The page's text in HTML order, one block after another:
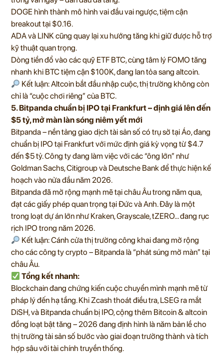
DOGE hình thành mô hình vai đầu vai ngược, tiệm cận
breakout tại $0.16.
ADA và LINK cũng quay lại xu hướng tăng khi giữ được hỗ trợ
kỹ thuật quan trọng.
Dòng tiền đổ vào các quỹ ETF BTC, cùng tâm lý FOMO tăng
nhanh khi BTC tiệm cận $100K, đang lan tỏa sang altcoin.
Kết luận: Altcoin bắt đầu nhập cuộc, thị trường không còn
chỉ là “cuộc chơi riêng” của BTC.
5. Bitpanda chuẩn bị IPO tại Frankfurt – định giá lên đến
$5 tỷ, mở màn làn sóng niêm yết mới
Bitpanda – nền tảng giao dịch tài sản số có trụ sở tại Áo, đang
chuẩn bị IPO tại Frankfurt với mức định giá kỳ vọng từ $4.7
đến $5 tỷ. Công ty đang làm việc với các “ông lớn” như
Goldman Sachs, Citigroup và Deutsche Bank để thực hiện kế
hoạch vào nửa đầu năm 2026.
Bitpanda đã mở rộng mạnh mẽ tại châu Âu trong năm qua,
đạt các giấy phép quan trọng tại Đức và Anh. Đây là một
trong loạt dự án lớn như Kraken, Grayscale, tZERO… đang rục
rịch IPO trong năm 2026.
Kết luận: Cánh cửa thị trường công khai đang mở rộng
cho các công ty crypto – Bitpanda là “phát súng mở màn” tại
châu Âu.
Tổng kết nhanh:
Blockchain đang chứng kiến cuộc chuyển mình mạnh mẽ từ
pháp lý đến hạ tầng. Khi Zcash thoát điều tra, LSEG ra mắt
DiSH, và Bitpanda chuẩn bị IPO, cộng thêm Bitcoin & altcoin
đồng loạt bật tăng – 2026 đang định hình là năm bản lề cho
thị trường tài sản số bước vào giai đoạn trưởng thành và tích
hợp sâu với tài chính truyền thống.